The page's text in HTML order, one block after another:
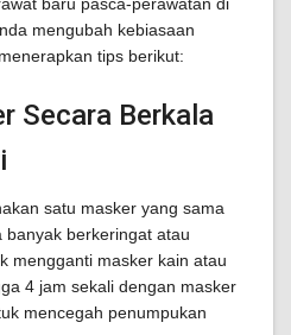
mengubah kebiasaan
tips berikut:
Secara Berkala
satu masker yang sama
banyak berkeringat atau
mengganti masker kain atau
4 jam sekali dengan masker
mencegah penumpukan